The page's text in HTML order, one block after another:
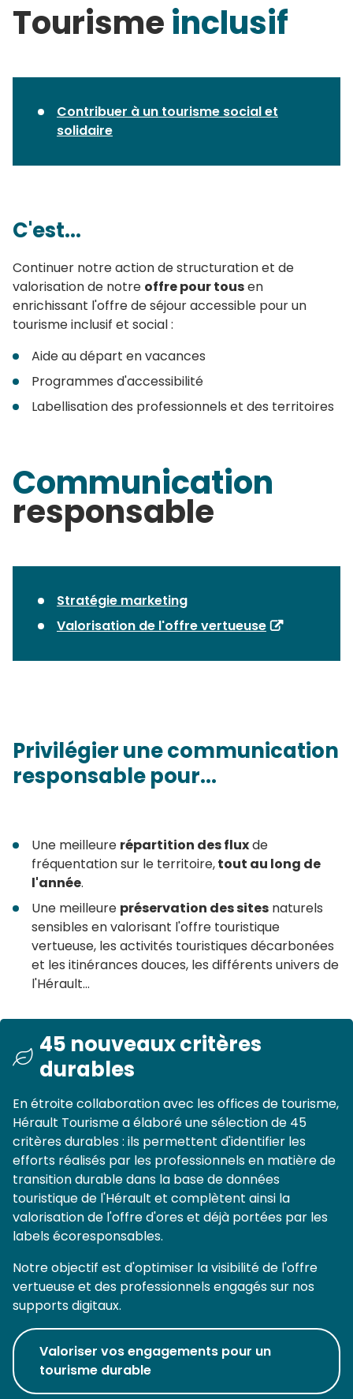
Tourismeinclusif
Contribuer à un tourisme social et
solidaire
C'est...
Continuer notre action de structuration et de
valorisation de notre offre pour tousen
enrichissant l'offre de séjour accessible pour un
tourisme inclusif et social :
Aide au départ en vacances
Programmes d'accessibilité
Labellisation des professionnels et des territoires
Communication
responsable
Stratégie marketing
Valorisation de l'offre vertueuse
Privilégier une communication
responsable pour...
Une meilleure répartition des fluxde
fréquentation sur le territoire,tout au long de
l'année.
Une meilleure préservation des sites naturels
sensibles en valorisant l'offre touristique
vertueuse, les activités touristiques décarbonées
et les itinérances douces, les différents univers de
l'Hérault...
45 nouveaux critères
durables
En étroite collaboration avec les offices de tourisme,
Hérault Tourisme a élaboré une sélection de 45
critères durables : ils permettent d'identifier les
efforts réalisés par les professionnels en matière de
transition durable dans la base de données
touristique de l'Hérault et complètent ainsi la
valorisation de l'offre d'ores et déjà portées par les
labels écoresponsables.
Notre objectif est d'optimiser la visibilité de l'offre
vertueuse et des professionnels engagés sur nos
supports digitaux.
Valoriser vos engagements pour un
tourisme durable